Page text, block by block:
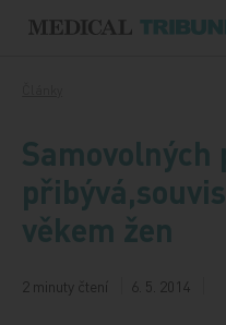
Samovolných
věkem žen
2 minuty čtení 6. 5. 2014